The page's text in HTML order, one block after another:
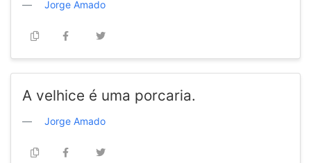
Jorge Amado
A velhice é uma porcaria.
Jorge Amado